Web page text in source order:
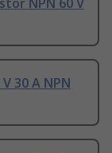
NPN 60 V
30 A NPN